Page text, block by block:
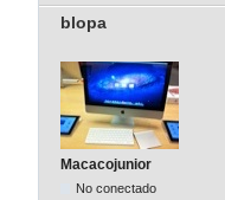
blopa
Macacojunior
No conectado